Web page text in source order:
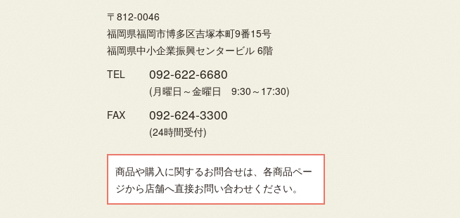
〒812-0046
福岡県福岡市博多区吉塚本町9番15号
福岡県中小企業振興センタービル 6階
TEL
092-622-6680
(月曜日～金曜日 9:30～17:30)
FAX
092-624-3300
(24時間受付)
商品や購入に関するお問合せは、各商品ペー
ジから店舗へ直接お問い合わせください。